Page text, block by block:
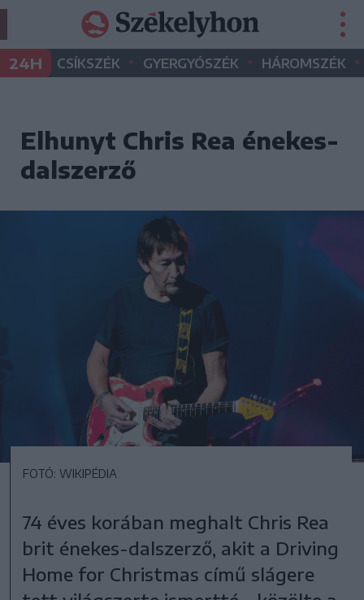
24H CSÍKSZÉK • GYERGYÓSZÉK • HÁROMSZÉK •
Elhunyt Chris Rea énekes-
dalszerző
FOTÓ: WIKIPÉDIA
74 éves korában meghalt Chris Rea
brit énekes-dalszerző, akit a Driving
Home for Christmas című slágere